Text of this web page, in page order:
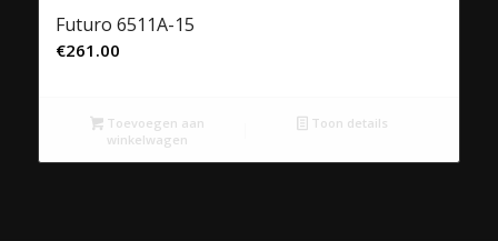
Futuro 6511A-15
€261.00
Toevoegen aan
winkelwagen
Toon details